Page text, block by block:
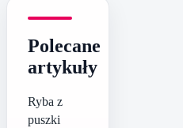
Polecane
artykuły
Ryba z
puszki